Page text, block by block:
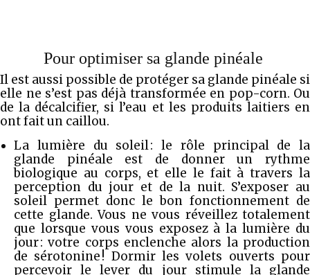
Pour optimiser sa glande pinéale
Il est aussi possible de protéger sa glande pinéale si
elle ne s’est pas déjà transformée en pop-corn. Ou
de la décalcifier, si l’eau et les produits laitiers en
ont fait un caillou.
La lumière du soleil : le rôle principal de la
glande pinéale est de donner un rythme
biologique au corps, et elle le fait à travers la
perception du jour et de la nuit. S’exposer au
soleil permet donc le bon fonctionnement de
cette glande. Vous ne vous réveillez totalement
que lorsque vous vous exposez à la lumière du
jour : votre corps enclenche alors la production
de sérotonine ! Dormir les volets ouverts pour
percevoir le lever du jour stimule la glande